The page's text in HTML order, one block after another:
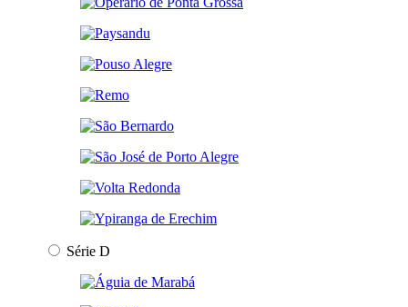
Série D